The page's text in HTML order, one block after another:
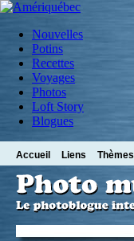
Nouvelles
Potins
Recettes
Voyages
Photos
Loft Story
Blogues
Accueil Liens Thèmes